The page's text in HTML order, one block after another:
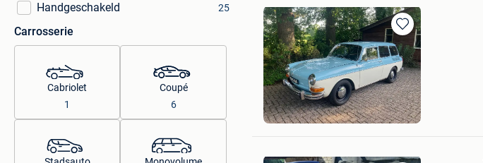
Handgeschakeld 25
Carrosserie
Cabriolet
1
Coupé
6
Bewaren
in
Mijn
Favorieten
Beautycars
Mariënvelde